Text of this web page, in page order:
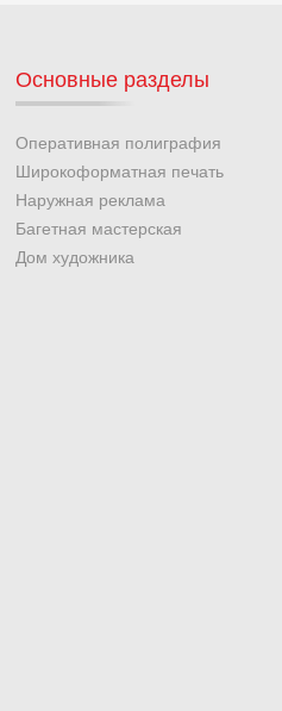
Основные разделы
Оперативная полиграфия
Широкоформатная печать
Наружная реклама
Багетная мастерская
Дом художника